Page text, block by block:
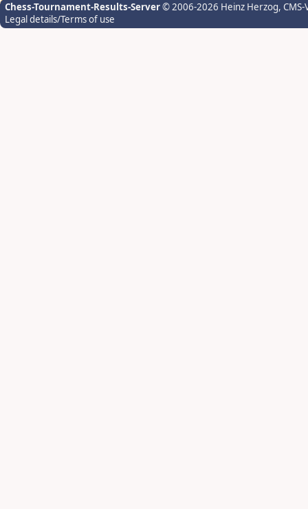
Chess-Tournament-Results-Server© 2006-2026 Heinz Herzog,
Legal details/Terms of use